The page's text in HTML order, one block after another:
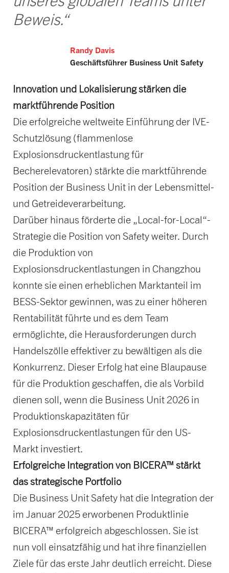
Beweis.“
Randy Davis
Geschäftsführer Business Unit Safety
Innovation und Lokalisierung stärken die
marktführende Position
Die erfolgreiche weltweite Einführung der IVE-
Schutzlösung (flammenlose
Explosionsdruckentlastung für
Becherelevatoren) stärkte die marktführende
Position der Business Unit in der Lebensmittel-
und Getreideverarbeitung.
Darüber hinaus förderte die „Local-for-Local“-
Strategie die Position von Safety weiter. Durch
die Produktion von
Explosionsdruckentlastungen in Changzhou
konnte sie einen erheblichen Marktanteil im
BESS-Sektor gewinnen, was zu einer höheren
Rentabilität führte und es dem Team
ermöglichte, die Herausforderungen durch
Handelszölle effektiver zu bewältigen als die
Konkurrenz. Dieser Erfolg hat eine Blaupause
für die Produktion geschaffen, die als Vorbild
dienen soll, wenn die Business Unit 2026 in
Produktionskapazitäten für
Explosionsdruckentlastungen für den US-
Markt investiert.
Erfolgreiche Integration von BICERA™ stärkt
das strategische Portfolio
Die Business Unit Safety hat die Integration der
im Januar 2025 erworbenen Produktlinie
BICERA™ erfolgreich abgeschlossen. Sie ist
nun voll einsatzfähig und hat ihre finanziellen
Ziele für das erste Jahr deutlich erreicht. Diese